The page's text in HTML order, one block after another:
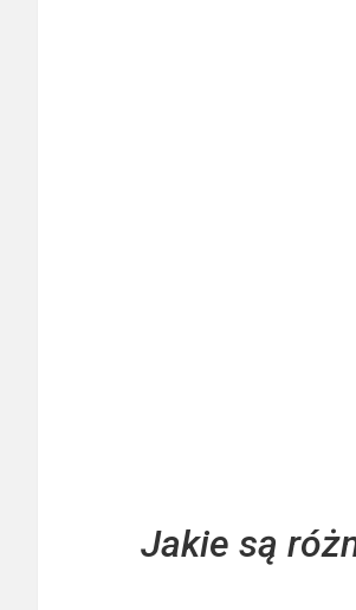
Różnorodne interpretacje